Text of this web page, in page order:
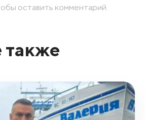
оставить комментарий.
также